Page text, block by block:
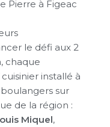
Pierre à Figeac
le défi aux 2
chaque
installé à
sur
de la région :
Miquel,